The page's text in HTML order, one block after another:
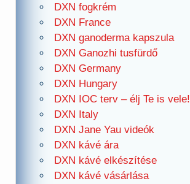
DXN fogkrém
DXN France
DXN ganoderma kapszula
DXN Ganozhi tusfürdő
DXN Germany
DXN Hungary
DXN IOC terv – élj Te is vele!
DXN Italy
DXN Jane Yau videók
DXN kávé ára
DXN kávé elkészítése
DXN kávé vásárlása